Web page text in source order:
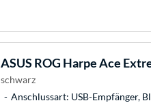
ASUS ROG Harpe Ace
schwarz
Anschlussart: USB-Empfänger,